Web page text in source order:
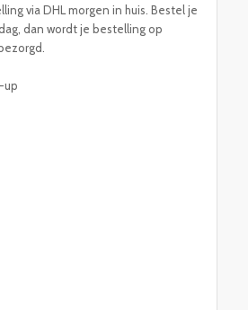
via DHL morgen in huis. Bestel je
dan wordt je bestelling op
up